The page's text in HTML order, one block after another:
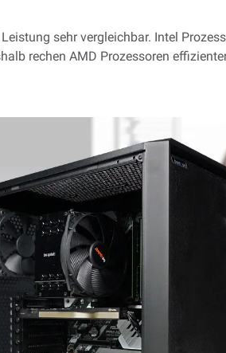
sehr vergleichbar. Intel
rechen AMD Prozessoren